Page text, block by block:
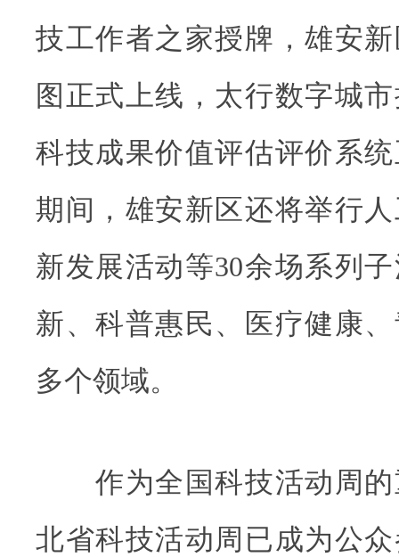
技工作者之家授牌，雄安
图正式上线，太行数字城
科技成果价值评估评价系
期间，雄安新区还将举行
新发展活动等30余场系列
新、科普惠民、医疗健康
多个领域。
作为全国科技活动周的
北省科技活动周已成为公